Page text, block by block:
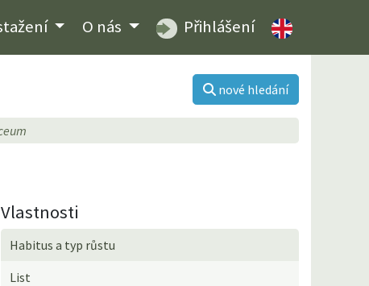
O nás Přihlášení
nové hledání
Vlastnosti
Habitus a typ růstu
List